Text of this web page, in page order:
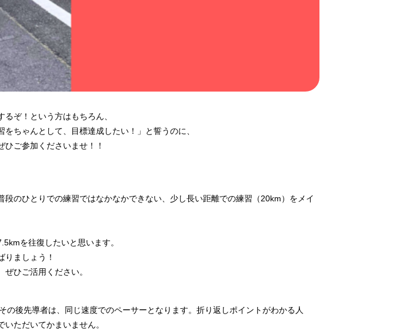
ぞ！という方はもちろん、
ちゃんとして、目標達成したい！」と誓うのに、
ご参加くださいませ！！
段のひとりでの練習ではなかなかできない、少し長い距離での練習（20km）をメイ
を往復したいと思います。
りましょう！
ひご活用ください。
の後先導者は、同じ速度でのペーサーとなります。折り返しポイントがわかる人
ただいてかまいません。